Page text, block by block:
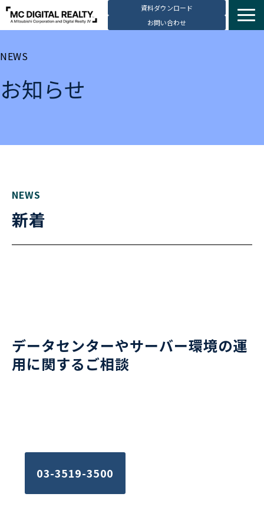
資料ダウンロード
お問い合わせ
動画コンテンツ
NEWS
お知らせ
NEWS
新着
データセンターやサーバー環境の運
用に関するご相談
03-3519-3500